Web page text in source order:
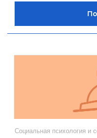
Социальная психология и